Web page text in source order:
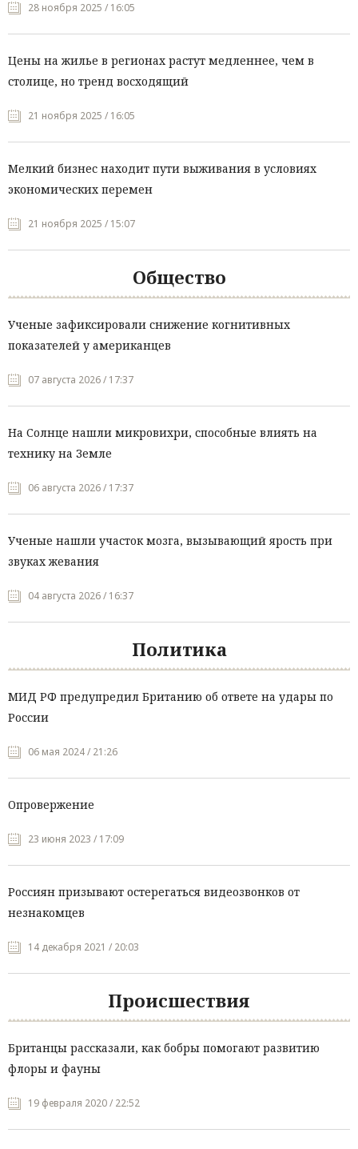
28 ноября 2025 / 16:05
Цены на жилье в регионах растут медленнее, чем в
столице, но тренд восходящий
21 ноября 2025 / 16:05
Мелкий бизнес находит пути выживания в условиях
экономических перемен
21 ноября 2025 / 15:07
Общество
Ученые зафиксировали снижение когнитивных
показателей у американцев
07 августа 2026 / 17:37
На Солнце нашли микровихри, способные влиять на
технику на Земле
06 августа 2026 / 17:37
Ученые нашли участок мозга, вызывающий ярость при
звуках жевания
04 августа 2026 / 16:37
Политика
МИД РФ предупредил Британию об ответе на удары по
России
06 мая 2024 / 21:26
Опровержение
23 июня 2023 / 17:09
Россиян призывают остерегаться видеозвонков от
незнакомцев
14 декабря 2021 / 20:03
Происшествия
Британцы рассказали, как бобры помогают развитию
флоры и фауны
19 февраля 2020 / 22:52